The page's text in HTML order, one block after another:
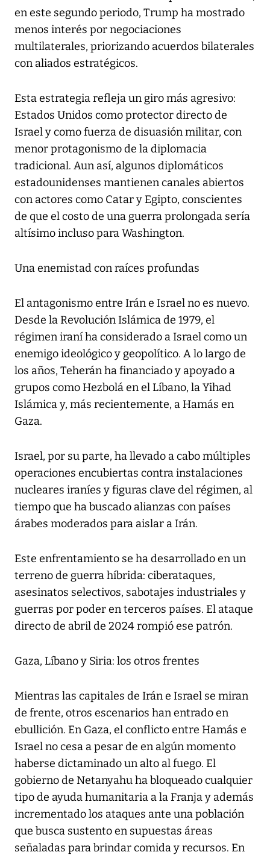
en este segundo periodo, Trump ha mostrado
menos interés por negociaciones
multilaterales, priorizando acuerdos bilaterales
con aliados estratégicos.
Esta estrategia refleja un giro más agresivo:
Estados Unidos como protector directo de
Israel y como fuerza de disuasión militar, con
menor protagonismo de la diplomacia
tradicional. Aun así, algunos diplomáticos
estadounidenses mantienen canales abiertos
con actores como Catar y Egipto, conscientes
de que el costo de una guerra prolongada sería
altísimo incluso para Washington.
Una enemistad con raíces profundas
El antagonismo entre Irán e Israel no es nuevo.
Desde la Revolución Islámica de 1979, el
régimen iraní ha considerado a Israel como un
enemigo ideológico y geopolítico. A lo largo de
los años, Teherán ha financiado y apoyado a
grupos como Hezbolá en el Líbano, la Yihad
Islámica y, más recientemente, a Hamás en
Gaza.
Israel, por su parte, ha llevado a cabo múltiples
operaciones encubiertas contra instalaciones
nucleares iraníes y figuras clave del régimen, al
tiempo que ha buscado alianzas con países
árabes moderados para aislar a Irán.
Este enfrentamiento se ha desarrollado en un
terreno de guerra híbrida: ciberataques,
asesinatos selectivos, sabotajes industriales y
guerras por poder en terceros países. El ataque
directo de abril de 2024 rompió ese patrón.
Gaza, Líbano y Siria: los otros frentes
Mientras las capitales de Irán e Israel se miran
de frente, otros escenarios han entrado en
ebullición. En Gaza, el conflicto entre Hamás e
Israel no cesa a pesar de en algún momento
haberse dictaminado un alto al fuego. El
gobierno de Netanyahu ha bloqueado cualquier
tipo de ayuda humanitaria a la Franja y además
incrementado los ataques ante una población
que busca sustento en supuestas áreas
señaladas para brindar comida y recursos. En